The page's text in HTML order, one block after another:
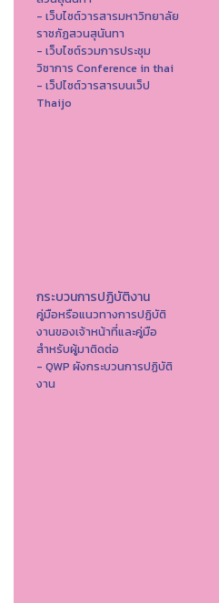
- เว็บไซต์วารสารมหาวิทยาลัย
ราชภัฏสวนสุนันทา
- เว็บไซต์รวมการประชุม
วิชาการ Conference in thai
- เว็ปไซต์วารสารบนเว็ป
Thaijo
กระบวนการปฏิบัติงาน
คู่มือหรือแนวทางการปฏิบัติ
งานของเจ้าหน้าที่และคู่มือ
สำหรับผู้มาติดต่อ
- QWP ผังกระบวนการปฏิบัติ
งาน